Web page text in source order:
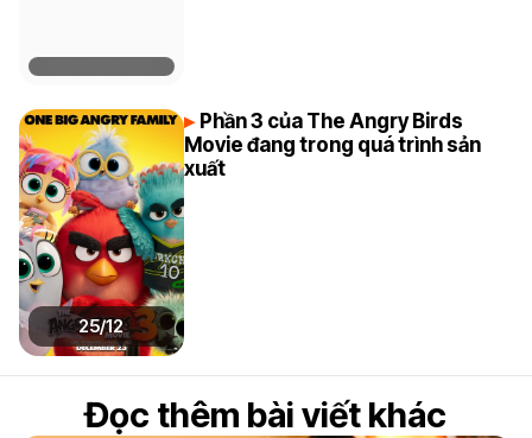
25/12
Phần 3 của The Angry Birds
Movie đang trong quá trình sản
xuất
Đọc thêm bài viết khác